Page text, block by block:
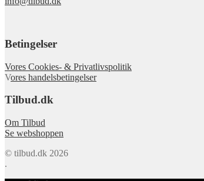
Betingelser
Vores Cookies- & Privatlivspolitik
Vores handelsbetingelser
Tilbud.dk
Om Tilbud
Se webshoppen
© tilbud.dk 2026
.